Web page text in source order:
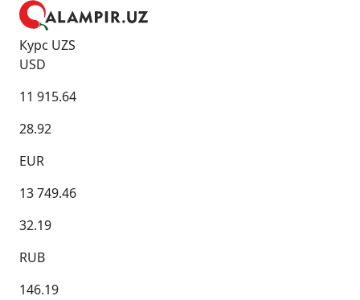
Курс UZS
USD
11 915.64
28.92
EUR
13 749.46
32.19
RUB
146.19